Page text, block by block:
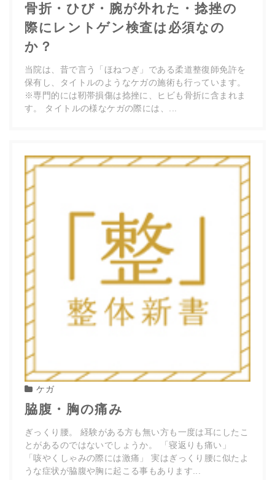
骨折・ひび・腕が外れた・捻挫の
際にレントゲン検査は必須なの
か？
当院は、昔で言う「ほねつぎ」である柔道整復師免許を
保有し、タイトルのようなケガの施術も行っています。
※専門的には靭帯損傷は捻挫に、ヒビも骨折に含まれま
す。 タイトルの様なケガの際には、...
ケガ
脇腹・胸の痛み
ぎっくり腰。 経験がある方も無い方も一度は耳にしたこ
とがあるのではないでしょうか。 「寝返りも痛い」
「咳やくしゃみの際には激痛」 実はぎっくり腰に似たよ
うな症状が脇腹や胸に起こる事もあります...